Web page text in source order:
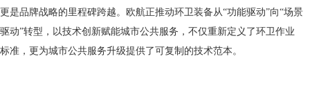
更是品牌战略的里程碑跨越。欧航正推动环卫装备从“功能驱动”向“场景
驱动”转型，以技术创新赋能城市公共服务，不仅重新定义了环卫作业
标准，更为城市公共服务升级提供了可复制的技术范本。